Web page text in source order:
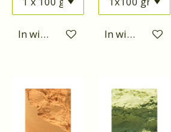
In winkelwagen In winkelwagen